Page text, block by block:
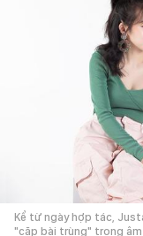
Kể từ ngày hợp tác,
"cặp bài trùng" trong âm